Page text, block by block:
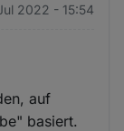
2022 - 15:54
auf
basiert.